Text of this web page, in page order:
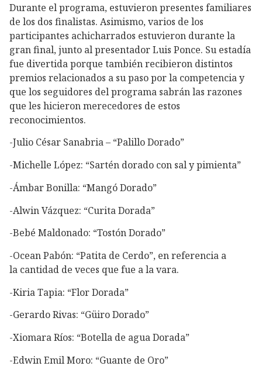
Durante el programa, estuvieron presentes familiares
de los dos finalistas. Asimismo, varios de los
participantes achicharrados estuvieron durante la
gran final, junto al presentador Luis Ponce. Su estadía
fue divertida porque también recibieron distintos
premios relacionados a su paso por la competencia y
que los seguidores del programa sabrán las razones
que les hicieron merecedores de estos
reconocimientos.
-Julio César Sanabria – “Palillo Dorado”
-Michelle López: “Sartén dorado con sal y pimienta”
-Ámbar Bonilla: “Mangó Dorado”
-Alwin Vázquez: “Curita Dorada”
-Bebé Maldonado: “Tostón Dorado”
-Ocean Pabón: “Patita de Cerdo”, en referencia a
la cantidad de veces que fue a la vara.
-Kiria Tapia: “Flor Dorada”
-Gerardo Rivas: “Güiro Dorado”
-Xiomara Ríos: “Botella de agua Dorada”
-Edwin Emil Moro: “Guante de Oro”